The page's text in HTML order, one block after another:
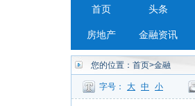
首页 头条
房地产 金融资讯
您的位置： 首页>金融
字号： 大 中 小